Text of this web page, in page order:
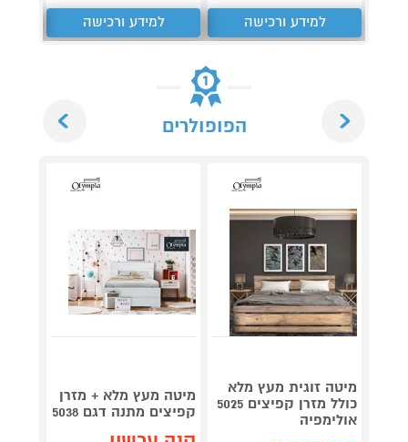
למידע ורכישה למידע ורכישה
הפופולרים
מיטה זוגית מעץ מלא
כולל מזרן קפיצים 5025
אולימפיה
מיטה מעץ מלא + מזרן
קפיצים מתנה דגם 5038